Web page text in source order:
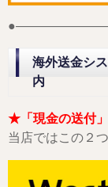
海外送金シ
内
★「現金の送付
当店ではこの２